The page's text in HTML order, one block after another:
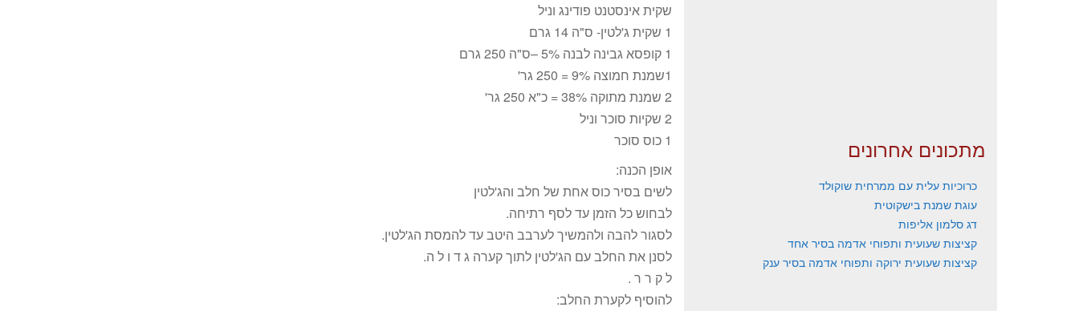
שקית אינסטנט פודינג וניל
1 שקית ג'לטין- ס"ה 14 גרם
1 קופסא גבינה לבנה 5% –ס"ה 250 גרם
1שמנת חמוצה 9% = 250 גר'
2 שמנת מתוקה 38% = כ"א 250 גר'
2 שקיות סוכר וניל
1 כוס סוכר
אופן הכנה:
לשים בסיר כוס אחת של חלב והג'לטין
לבחוש כל הזמן עד לסף רתיחה.
לסגור להבה ולהמשיך לערבב היטב עד להמסת הג'לטין.
לסנן את החלב עם הג'לטין לתוך קערה ג ד ו ל ה.
ל ק ר ר .
להוסיף לקערת החלב:
מתכונים אחרונים
כרוכיות עלית עם ממרחית שוקולד
עוגת שמנת בישקוטית
דג סלמון אליפות
קציצות שעועית ותפוחי אדמה בסיר אחד
קציצות שעועית ירוקה ותפוחי אדמה בסיר ענק